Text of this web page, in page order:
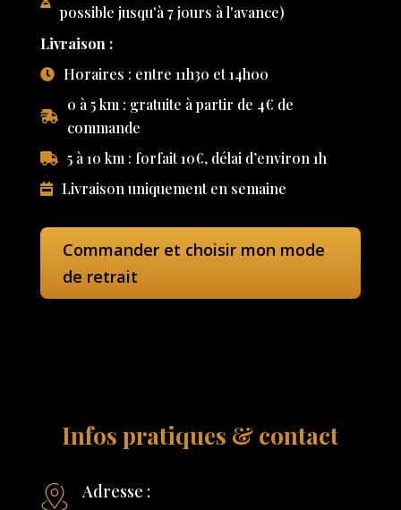
possible jusqu'à 7 jours à l'avance)
Livraison :
Horaires : entre 11h30 et 14h00
0 à 5 km : gratuite à partir de 4€ de
commande
5 à 10 km : forfait 10€, délai d’environ 1h
Livraison uniquement en semaine
Commander et choisir mon mode
de retrait
Infos pratiques & contact
Adresse :